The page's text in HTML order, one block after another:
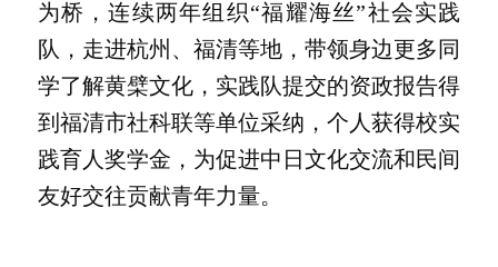
为桥，连续两年组织“福耀海丝”社会实践
队，走进杭州、福清等地，带领身边更多同
学了解黄檗文化，实践队提交的资政报告得
到福清市社科联等单位采纳，个人获得校实
践育人奖学金，为促进中日文化交流和民间
友好交往贡献青年力量。